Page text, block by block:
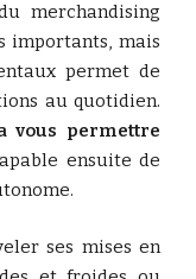
merchandising
importants, mais
permet de
au quotidien.
vous permettre
ensuite de
ses mises en